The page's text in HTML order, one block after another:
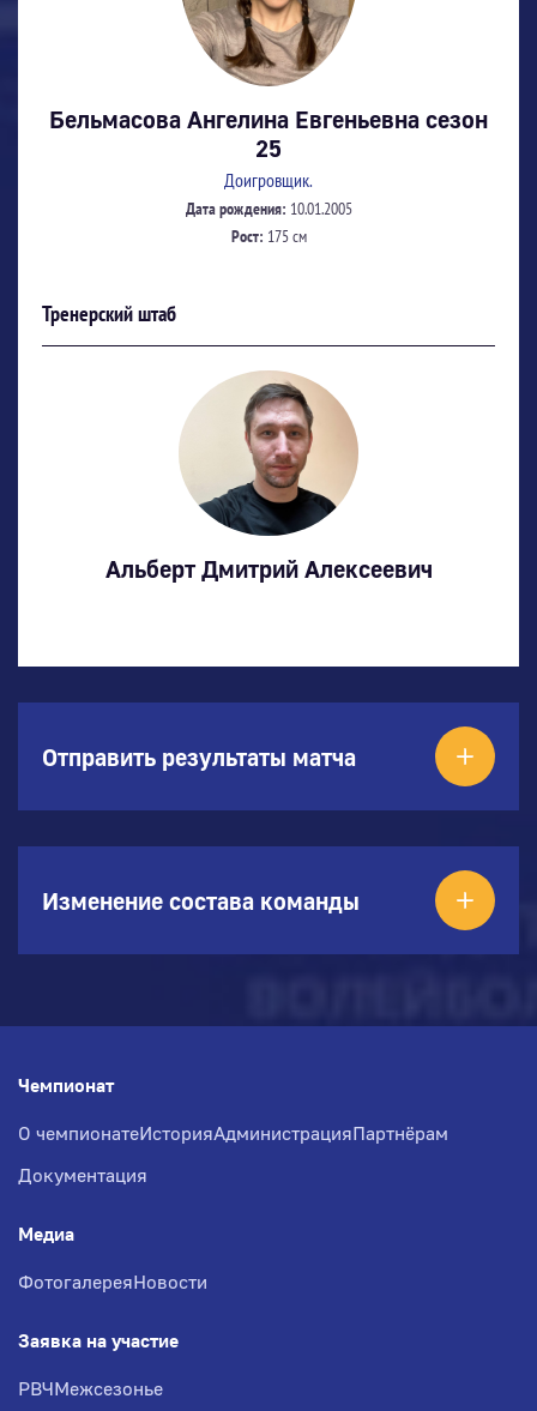
Бельмасова Ангелина Евгеньевна сезон
25
Доигровщик.
Дата рождения: 10.01.2005
Рост: 175 см
Тренерский штаб
Альберт Дмитрий Алексеевич
Отправить результаты матча
Изменение состава команды
Чемпионат
О чемпионатеИсторияАдминистрацияПартнёрам
Документация
Медиа
ФотогалереяНовости
Заявка на участие
РВЧМежсезонье